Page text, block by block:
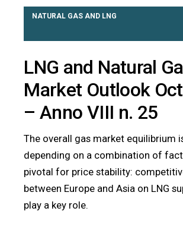
NATURAL GAS AND LNG
LNG and Natural
Market Outlook
– Anno VIII n. 25
The overall gas market equilibrium
depending on a combination of
pivotal for price stability:
between Europe and Asia on LNG
play a key role.